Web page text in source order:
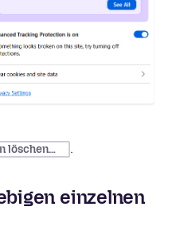
löschen… .
einzelnen